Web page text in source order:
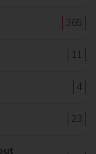
365
11
4
23